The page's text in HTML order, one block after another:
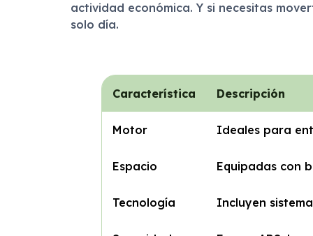
actividad económica. Y si necesitas
solo día.
Característica Descripción
Motor Ideales para
Espacio Equipadas con
Tecnología Incluyen